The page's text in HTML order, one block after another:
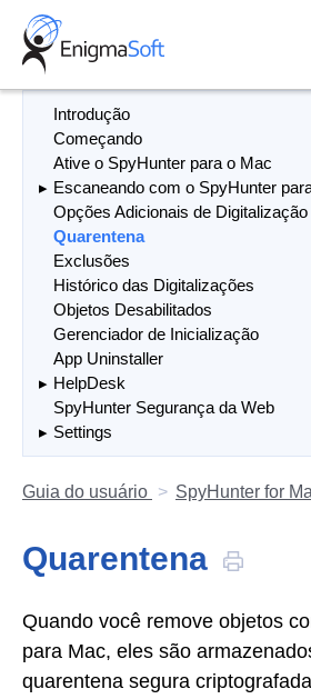
Skip
content
Introdução
Começando
Ative o SpyHunter para o Mac
Escaneando com o SpyHunter
Opções Adicionais de Digitalização
Quarentena
Exclusões
Histórico das Digitalizações
Objetos Desabilitados
Gerenciador de Inicialização
App Uninstaller
HelpDesk
SpyHunter Segurança da Web
Settings
Guia do usuário SpyHunter for
Quarentena
Quando você remove objetos
para Mac, eles são
quarentena segura